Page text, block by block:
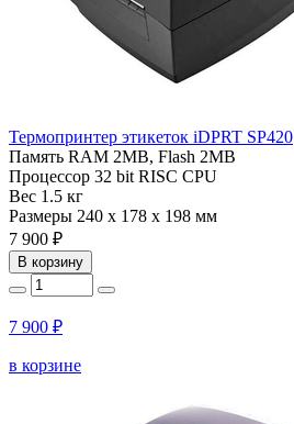
Термопринтер этикеток iDPRT SP420
Память RAM 2MB, Flash 2MB
Процессор 32 bit RISC CPU
Вес 1.5 кг
Размеры 240 х 178 х 198 мм
7 900 ₽
В корзину
7 900 ₽
в корзине